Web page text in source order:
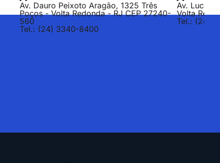
Av. Dauro Peixoto Aragão, 1325 Três
Poços - Volta Redonda - RJ CEP 27240-
560
Tel.: (24) 3340-8400
Av. Lucas
Volta
Tel.: (24)